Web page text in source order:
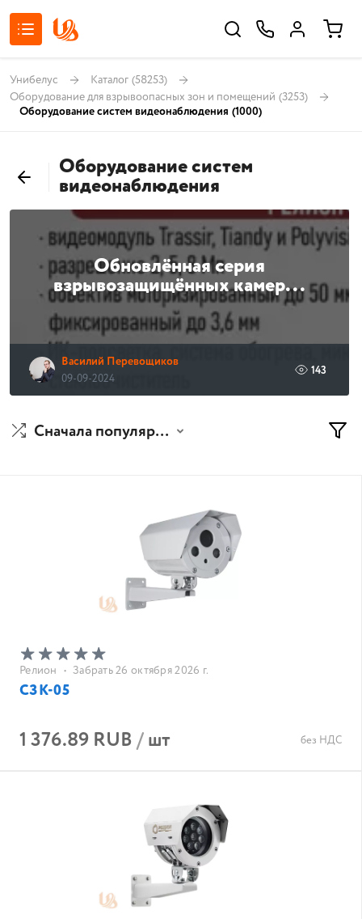
Унибелус Каталог (58253)
Оборудование для взрывоопасных зон и помещений (3253)
Оборудование систем видеонаблюдения (1000)
Оборудование систем
видеонаблюдения
Обновлённая серия
взрывозащищённых камер...
Василий Перевощиков
09-09-2024
143
Сначала популярные
Релион • Забрать 26 октября 2026 г.
СЗК-05
1 376.89 RUB/шт без НДС